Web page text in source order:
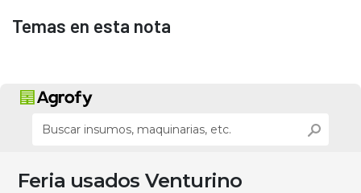
Temas en esta nota
Feria usados Venturino